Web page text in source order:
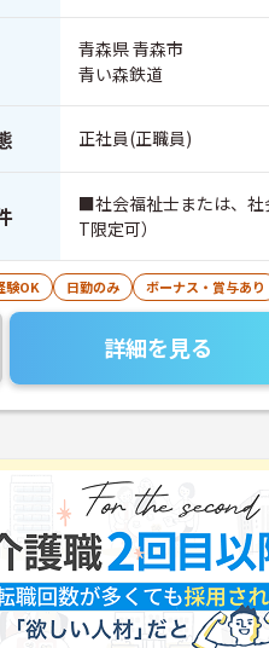
青森県 青森市
青い森鉄道
正社員(正職員)
■社会福祉士または、
T限定可）
験OK 日勤のみ ボーナス・賞与あり
詳細を見る